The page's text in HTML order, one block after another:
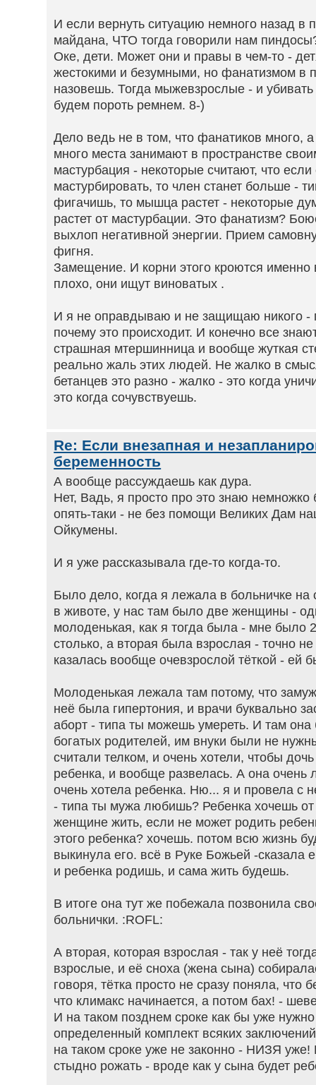
И если вернуть ситуацию немного назад в
майдана, ЧТО тогда говорили нам
Оке, дети. Может они и правы в чем-то -
жестокими и безумными, но фанатизмом в
назовешь. Тогда мыжевзрослые - и
будем пороть ремнем. 8-)
Дело ведь не в том, что фанатиков много,
много места занимают в пространстве
мастурбация - некоторые считают, что
мастурбировать, то член станет больше -
фигачишь, то мышца растет - некоторые
растет от мастурбации. Это фанатизм?
выхлоп негативной энергии. Прием
фигня.
Замещение. И корни этого кроются
плохо, они ищут виноватых .
И я не оправдываю и не защищаю никого -
почему это происходит. И конечно все
страшная мтершинница и вообще жуткая
реально жаль этих людей. Не жалко в
бетанцев это разно - жалко - это когда
это когда сочувствуешь.
Re: Если внезапная и
беременность
А вообще рассуждаешь как дура.
Нет, Вадь, я просто про это знаю
опять-таки - не без помощи Великих Дам
Ойкумены.
И я уже рассказывала где-то когда-то.
Было дело, когда я лежала в больничке на
в животе, у нас там было две женщины -
молоденькая, как я тогда была - мне было
столько, а вторая была взрослая - точно
казалась вообще очевзрослой тёткой - ей
Молоденькая лежала там потому, что
неё была гипертония, и врачи буквально
аборт - типа ты можешь умереть. И там
богатых родителей, им внуки были не
считали телком, и очень хотели, чтобы
ребенка, и вообще развелась. А она очень
очень хотела ребенка. Ню... я и провела с
- типа ты мужа любишь? Ребенка хочешь
женщине жить, если не может родить
этого ребенка? хочешь. потом всю жизнь
выкинула его. всё в Руке Божьей -сказала
и ребенка родишь, и сама жить будешь.
В итоге она тут же побежала позвонила
больнички. :ROFL:
А вторая, которая взрослая - так у неё
взрослые, и её сноха (жена сына)
говоря, тётка просто не сразу поняла, что
что климакс начинается, а потом бах! -
И на таком позднем сроке как бы уже
определенный комплект всяких
на таком сроке уже не законно - НИЗЯ
стыдно рожать - вроде как у сына будет